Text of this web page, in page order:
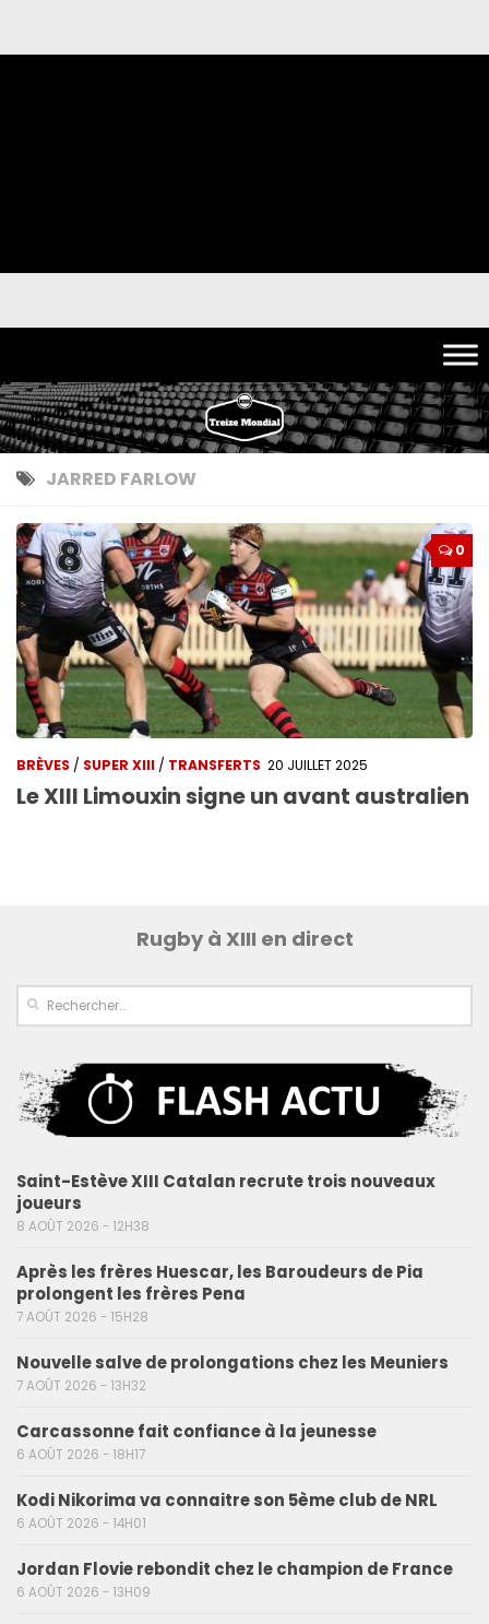
JARRED FARLOW
0
BRÈVES / SUPER XIII / TRANSFERTS 20 JUILLET 2025
Le XIII Limouxin signe un avant australien
Rugby à XIII en direct
Saint-Estève XIII Catalan recrute trois nouveaux
joueurs
8 AOÛT 2026 - 12H38
Après les frères Huescar, les Baroudeurs de Pia
prolongent les frères Pena
7 AOÛT 2026 - 15H28
Nouvelle salve de prolongations chez les Meuniers
7 AOÛT 2026 - 13H32
Carcassonne fait confiance à la jeunesse
6 AOÛT 2026 - 18H17
Kodi Nikorima va connaitre son 5ème club de NRL
6 AOÛT 2026 - 14H01
Jordan Flovie rebondit chez le champion de France
6 AOÛT 2026 - 13H09